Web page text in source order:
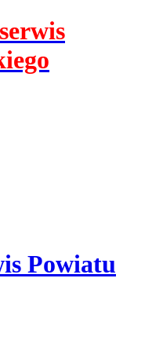
Powiatu